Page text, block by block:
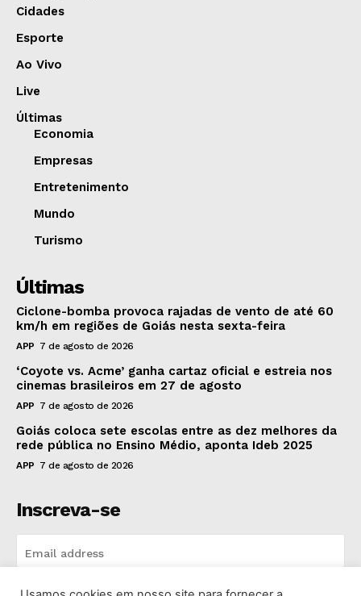
Cidades
Esporte
Ao Vivo
Live
Últimas
Economia
Empresas
Entretenimento
Mundo
Turismo
Últimas
Ciclone-bomba provoca rajadas de vento de até 60
km/h em regiões de Goiás nesta sexta-feira
APP 7 de agosto de 2026
‘Coyote vs. Acme’ ganha cartaz oficial e estreia nos
cinemas brasileiros em 27 de agosto
APP 7 de agosto de 2026
Goiás coloca sete escolas entre as dez melhores da
rede pública no Ensino Médio, aponta Ideb 2025
APP 7 de agosto de 2026
Inscreva-se